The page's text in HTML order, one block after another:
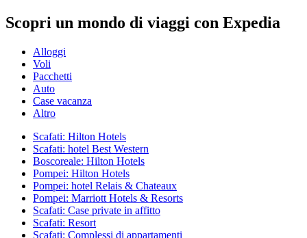
Scopri un mondo di viaggi con Expedia
Alloggi
Voli
Pacchetti
Auto
Case vacanza
Altro
Scafati: Hilton Hotels
Scafati: hotel Best Western
Boscoreale: Hilton Hotels
Pompei: Hilton Hotels
Pompei: hotel Relais & Chateaux
Pompei: Marriott Hotels & Resorts
Scafati: Case private in affitto
Scafati: Resort
Scafati: Complessi di appartamenti